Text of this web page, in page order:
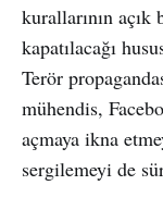
kurallarının
kapatılacağı
Terör
mühendis,
açmaya ikna
sergilemeyi de